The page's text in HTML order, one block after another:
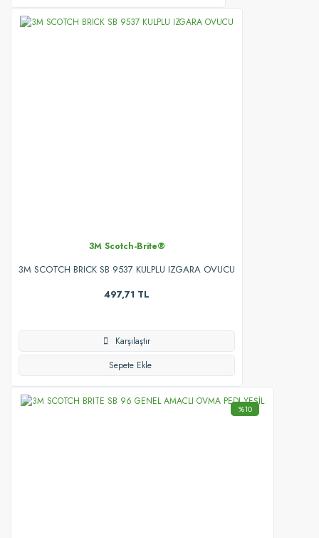
3M Scotch-Brite®
3M SCOTCH BRICK SB 9537 KULPLU IZGARA OVUCU
497,71 TL
Karşılaştır
Sepete Ekle
%10